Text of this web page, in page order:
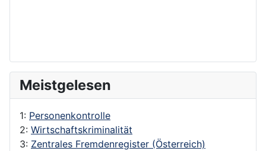
Meistgelesen
1: Personenkontrolle
2: Wirtschaftskriminalität
3: Zentrales Fremdenregister (Österreich)